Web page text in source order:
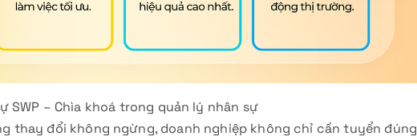
SWP – Chìa khoá trong quản lý nhân sự
thay đổi không ngừng, doanh nghiệp không chỉ cần tuyển đúng